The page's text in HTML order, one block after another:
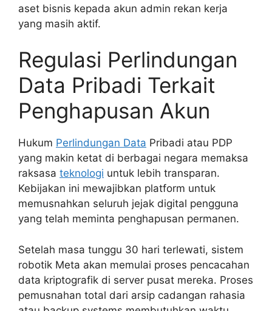
aset bisnis kepada akun admin rekan kerja
yang masih aktif.
Regulasi Perlindungan
Data Pribadi Terkait
Penghapusan Akun
Hukum Perlindungan Data Pribadi atau PDP
yang makin ketat di berbagai negara memaksa
raksasa teknologi untuk lebih transparan.
Kebijakan ini mewajibkan platform untuk
memusnahkan seluruh jejak digital pengguna
yang telah meminta penghapusan permanen.
Setelah masa tunggu 30 hari terlewati, sistem
robotik Meta akan memulai proses pencacahan
data kriptografik di server pusat mereka. Proses
pemusnahan total dari arsip cadangan rahasia